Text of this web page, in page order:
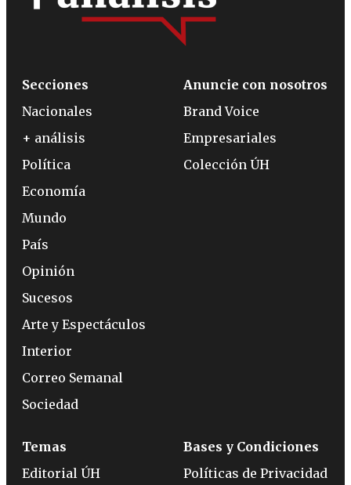
Secciones
Nacionales
+ análisis
Política
Economía
Mundo
País
Opinión
Sucesos
Arte y Espectáculos
Interior
Correo Semanal
Sociedad
Anuncie con nosotros
Brand Voice
Empresariales
Colección ÚH
Temas
Editorial ÚH
Bases y Condiciones
Políticas de Privacidad